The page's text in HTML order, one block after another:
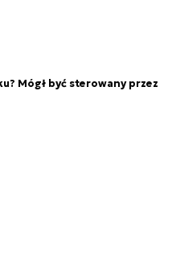
Mógł być sterowany przez